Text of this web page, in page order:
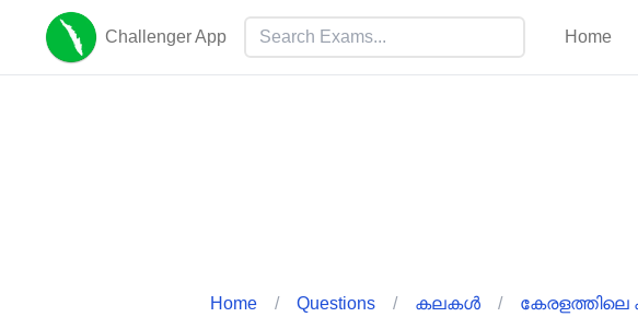
Challenger App Home
Home / Questions / കലകൾ /